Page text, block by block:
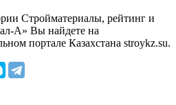
Стройматериалы, рейтинг и
А» Вы найдете на
портале Казахстана stroykz.su.